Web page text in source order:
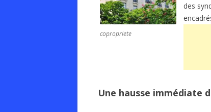
copropriete
des
Une hausse immédiate